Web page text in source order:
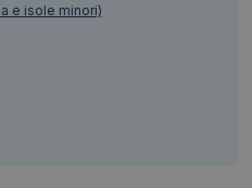
e isole minori)